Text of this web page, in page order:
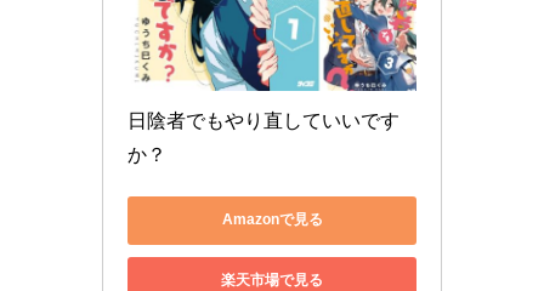
日陰者でもやり直していいです
か？
Amazonで見る
楽天市場で見る